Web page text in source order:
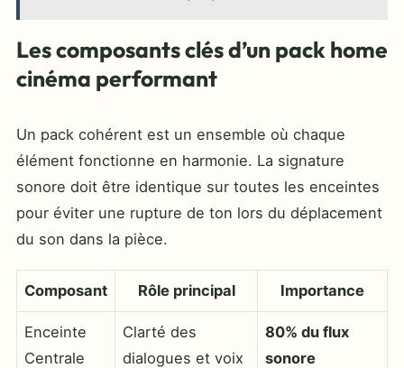
Les composants clés d’un pack home
cinéma performant
Un pack cohérent est un ensemble où chaque
élément fonctionne en harmonie. La signature
sonore doit être identique sur toutes les enceintes
pour éviter une rupture de ton lors du déplacement
du son dans la pièce.
Composant Rôle principal Importance
Enceinte
Centrale
Clarté des
dialogues et voix
80% du flux
sonore